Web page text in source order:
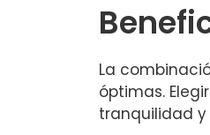
La
óptimas.
tranquilidad